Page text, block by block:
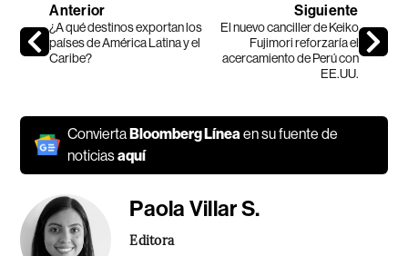
Anterior
¿A qué destinos exportan los
países de América Latina y el
Caribe?
Siguiente
El nuevo canciller de Keiko
Fujimori reforzaría el
acercamiento de Perú con
EE.UU.
ConviertaBloomberg Línea en su fuente de
noticiasaquí
Paola Villar S.
Editora